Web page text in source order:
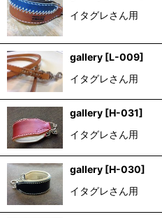
イタグレさん用
gallery [L-009]
イタグレさん用
gallery [H-031]
イタグレさん用
gallery [H-030]
イタグレさん用